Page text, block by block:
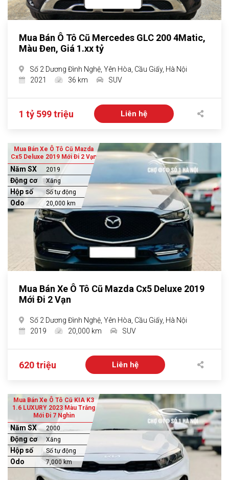
Mua Bán Ô Tô Cũ Mercedes GLC 200 4Matic,
Màu Đen, Giá 1.xx tỷ
Số 2 Dương Đình Nghệ, Yên Hòa, Cầu Giấy, Hà Nội
2021
36 km SUV
1 tỷ 599 triệu Liên hệ
Mua Bán Xe Ô Tô Cũ Mazda
Cx5 Deluxe 2019 Mới Đi 2 Vạn
Năm SX 2019
Động cơ Xăng
Hộp số Số tự động
Odo 20,000 km
Mua Bán Xe Ô Tô Cũ Mazda Cx5 Deluxe 2019
Mới Đi 2 Vạn
Số 2 Dương Đình Nghệ, Yên Hòa, Cầu Giấy, Hà Nội
2019
20,000 km SUV
620 triệu Liên hệ
Mua Bán Xe Ô Tô Cũ KIA K3
1.6 LUXURY 2023 Màu Trắng
Mới Đi 7 Nghìn
Năm SX 2000
Động cơ Xăng
Hộp số Số tự động
Odo 7,000 km